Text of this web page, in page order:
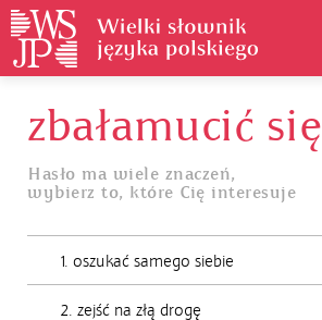
Historia słownika
Jak korzystać
Podstawy naukowe
zbałamucić się
Hasło ma wiele znaczeń,
wybierz to, które Cię interesuje
1. oszukać samego siebie
2. zejść na złą drogę